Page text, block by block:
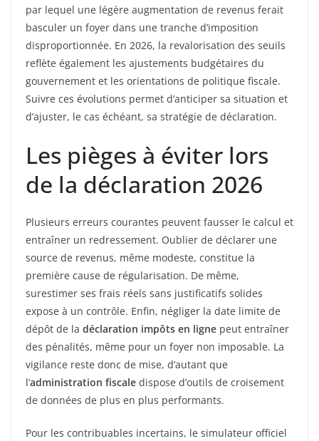
par lequel une légère augmentation de revenus ferait
basculer un foyer dans une tranche d’imposition
disproportionnée. En 2026, la revalorisation des seuils
reflète également les ajustements budgétaires du
gouvernement et les orientations de politique fiscale.
Suivre ces évolutions permet d’anticiper sa situation et
d’ajuster, le cas échéant, sa stratégie de déclaration.
Les pièges à éviter lors
de la déclaration 2026
Plusieurs erreurs courantes peuvent fausser le calcul et
entraîner un redressement. Oublier de déclarer une
source de revenus, même modeste, constitue la
première cause de régularisation. De même,
surestimer ses frais réels sans justificatifs solides
expose à un contrôle. Enfin, négliger la date limite de
dépôt de la déclaration impôts en ligne peut entraîner
des pénalités, même pour un foyer non imposable. La
vigilance reste donc de mise, d’autant que
l’administration fiscale dispose d’outils de croisement
de données de plus en plus performants.
Pour les contribuables incertains, le simulateur officiel